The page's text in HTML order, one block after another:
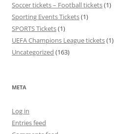
Soccer tickets – Football tickets(1)
Sporting Events Tickets(1)
SPORTS Tickets(1)
UEFA Champions League tickets(1)
Uncategorized (163)
META
Log in
Entries feed